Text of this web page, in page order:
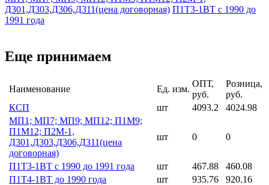
Д301,Д303,Д306,Д311(цена договорная) П1Т3-1ВТ с 1990 до
1991 года
Еще принимаем
Наименование Ед. изм.
ОПТ,
руб.
Розница,
руб.
КСП
шт 4093.2
4024.98
МП1; МП7; МП9; МП12; П1М9;
П1М12; П2М-1,
Д301,Д303,Д306,Д311(цена
договорная)
шт 0 0
П1Т3-1ВТ с 1990 до 1991 года шт 467.88
460.08
П1Т4-1ВТ до 1990 года
шт 935.76
920.16